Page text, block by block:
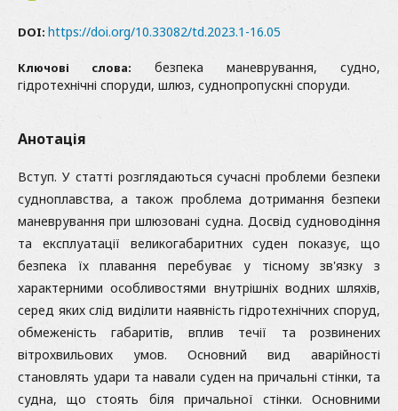
DOI: https://doi.org/10.33082/td.2023.1-16.05
Ключові слова: безпека маневрування, судно,
гідротехнічні споруди, шлюз, суднопропускні споруди.
Анотація
Вступ. У статті розглядаються сучасні проблеми безпеки
судноплавства, а також проблема дотримання безпеки
маневрування при шлюзовані судна. Досвід судноводіння
та експлуатації великогабаритних суден показує, що
безпека їх плавання перебуває у тісному зв'язку з
характерними особливостями внутрішніх водних шляхів,
серед яких слід виділити наявність гідротехнічних споруд,
обмеженість габаритів, вплив течії та розвинених
вітрохвильових умов. Основний вид аварійності
становлять удари та навали суден на причальні стінки, та
судна, що стоять біля причальної стінки. Основними